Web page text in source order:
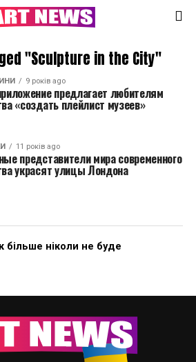
"Sculpture in the City"
9 років ago
предлагает любителям
«создать плейлист музеев»
11 років ago
представители мира современного
украсят улицы Лондона
більше ніколи не буде